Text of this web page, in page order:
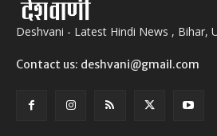
Deshvani - Latest Hindi News , Bihar,
Contact us: deshvani@gmail.com